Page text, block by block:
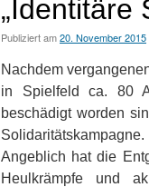
„Identitäre
Publiziert am20. November 2015
Nachdem
in Spielfeld ca. 80
beschädigt worden
Solidaritätskampagne.
Angeblich hat die
Heulkrämpfe und